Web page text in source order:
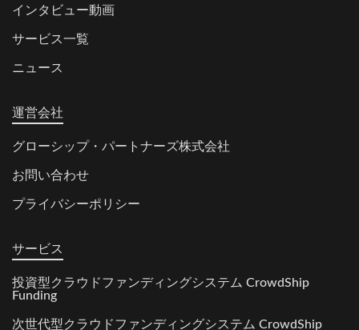
インタビュー動画
サービス一覧
ニュース
運営会社
グローシップ・パートナーズ株式会社
お問い合わせ
プライバシーポリシー
サービス
投資型クラウドファンディングシステム CrowdShip
Funding
次世代型クラウドファンディングシステム CrowdShip